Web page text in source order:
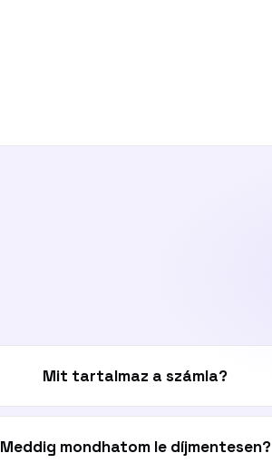
Mit tartalmaz a számla?
Meddig mondhatom le díjmentesen?